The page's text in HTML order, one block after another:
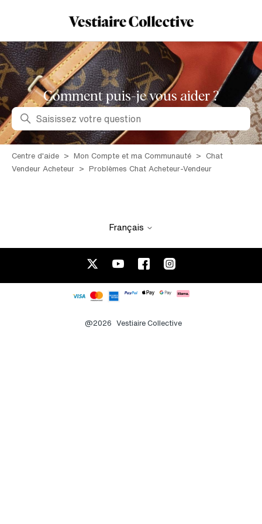
Comment puis-je vous aider ?
Recherche
Centre d'aide Mon Compte et ma Communauté
Chat
Vendeur Acheteur
Problèmes Chat Acheteur-Vendeur
Français
@2026 Vestiaire Collective